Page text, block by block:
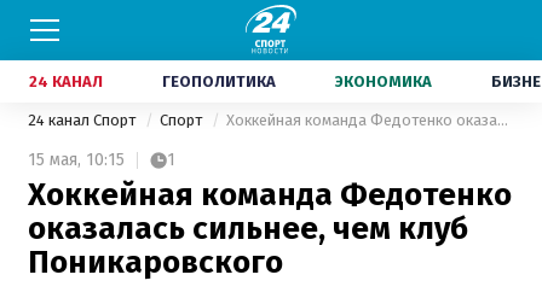
24 КАНАЛ ГЕОПОЛИТИКА ЭКОНОМИКА
24 канал Спорт Спорт Хоккейная команда Федотенко оказалась сильнее, чем клуб Поникаровского
15 мая, 10:15 1
Хоккейная команда Федотенко
оказалась сильнее, чем клуб
Поникаровского